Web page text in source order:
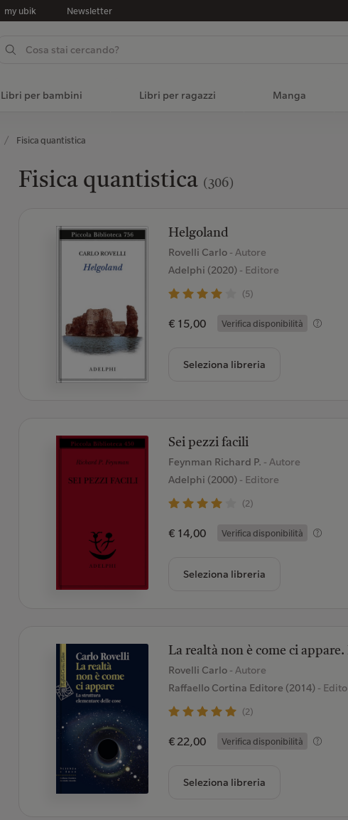
my ubik Newsletter
Libri per bambini Libri per ragazzi Manga
Fisica quantistica
Fisica quantistica (306)
Helgoland
Rovelli Carlo - Autore
Adelphi (2020)- Editore
(5)
€ 15,00 Verifica disponibilità
Seleziona libreria
Sei pezzi facili
Feynman Richard P. - Autore
Adelphi (2000)- Editore
(2)
€ 14,00 Verifica disponibilità
Seleziona libreria
La realtà non è come ci
Rovelli Carlo - Autore
Raffaello Cortina Editore (2014)-
(2)
€ 22,00 Verifica disponibilità
Seleziona libreria